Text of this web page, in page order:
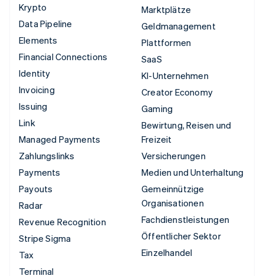
Krypto
Data Pipeline
Elements
Financial Connections
Identity
Invoicing
Issuing
Link
Managed Payments
Zahlungslinks
Payments
Payouts
Radar
Revenue Recognition
Stripe Sigma
Tax
Terminal
Marktplätze
Geldmanagement
Plattformen
SaaS
KI-Unternehmen
Creator Economy
Gaming
Bewirtung, Reisen und
Freizeit
Versicherungen
Medien und Unterhaltung
Gemeinnützige
Organisationen
Fachdienstleistungen
Öffentlicher Sektor
Einzelhandel